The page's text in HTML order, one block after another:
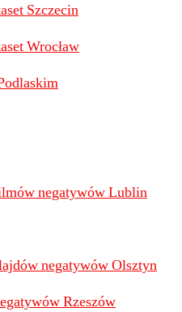
Szczecin
Wrocław
negatywów Lublin
negatywów Olsztyn
Rzeszów